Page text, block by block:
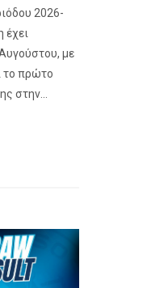
2026-
με
το πρώτο
στην...